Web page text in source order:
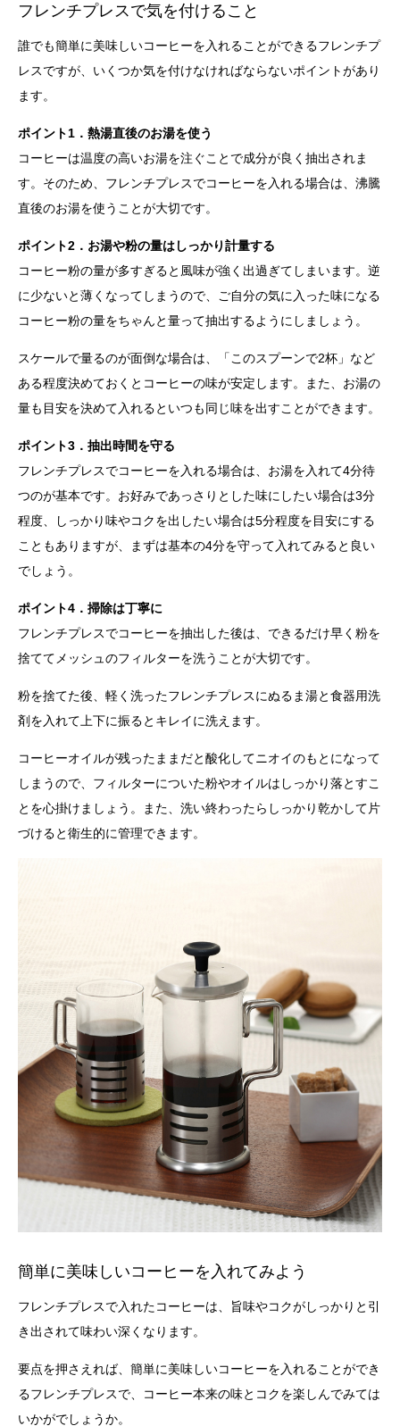
フレンチプレスで気を付けること
誰でも簡単に美味しいコーヒーを入れることができるフレンチプ
レスですが、いくつか気を付けなければならないポイントがあり
ます。
ポイント1．熱湯直後のお湯を使う
コーヒーは温度の高いお湯を注ぐことで成分が良く抽出されま
す。そのため、フレンチプレスでコーヒーを入れる場合は、沸騰
直後のお湯を使うことが大切です。
ポイント2．お湯や粉の量はしっかり計量する
コーヒー粉の量が多すぎると風味が強く出過ぎてしまいます。逆
に少ないと薄くなってしまうので、ご自分の気に入った味になる
コーヒー粉の量をちゃんと量って抽出するようにしましょう。
スケールで量るのが面倒な場合は、「このスプーンで2杯」など
ある程度決めておくとコーヒーの味が安定します。また、お湯の
量も目安を決めて入れるといつも同じ味を出すことができます。
ポイント3．抽出時間を守る
フレンチプレスでコーヒーを入れる場合は、お湯を入れて4分待
つのが基本です。お好みであっさりとした味にしたい場合は3分
程度、しっかり味やコクを出したい場合は5分程度を目安にする
こともありますが、まずは基本の4分を守って入れてみると良い
でしょう。
ポイント4．掃除は丁寧に
フレンチプレスでコーヒーを抽出した後は、できるだけ早く粉を
捨ててメッシュのフィルターを洗うことが大切です。
粉を捨てた後、軽く洗ったフレンチプレスにぬるま湯と食器用洗
剤を入れて上下に振るとキレイに洗えます。
コーヒーオイルが残ったままだと酸化してニオイのもとになって
しまうので、フィルターについた粉やオイルはしっかり落とすこ
とを心掛けましょう。また、洗い終わったらしっかり乾かして片
づけると衛生的に管理できます。
簡単に美味しいコーヒーを入れてみよう
フレンチプレスで入れたコーヒーは、旨味やコクがしっかりと引
き出されて味わい深くなります。
要点を押さえれば、簡単に美味しいコーヒーを入れることができ
るフレンチプレスで、コーヒー本来の味とコクを楽しんでみては
いかがでしょうか。